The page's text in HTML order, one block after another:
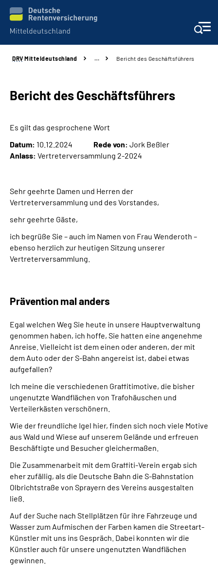
Aktuelles
Beratung und Kontakt
Karriere
Über uns
Online-Services
Inhalte in Gebärdensprache (DGS)
Suche
Mein Kundenportal
DRV Mitteldeutschland … Bericht des Geschäftsführers
Bericht des Geschäftsführers
Es gilt das gesprochene Wort
Datum: 10.12.2024 Rede von: Jork Beßler
Anlass: Vertreterversammlung 2-2024
Sehr geehrte Damen und Herren der
Vertreterversammlung und des Vorstandes,
sehr geehrte Gäste,
ich begrüße Sie – auch im Namen von Frau Wenderoth –
ebenso herzlich zur heutigen Sitzung unserer
Vertreterversammlung.
Prävention mal anders
Egal welchen Weg Sie heute in unsere Hauptverwaltung
genommen haben, ich hoffe, Sie hatten eine angenehme
Anreise. Vielleicht ist dem einen oder anderen, der mit
dem Auto oder der S-Bahn angereist ist, dabei etwas
aufgefallen?
Ich meine die verschiedenen Graffitimotive, die bisher
ungenutzte Wandflächen von Trafohäuschen und
Verteilerkästen verschönern.
Wie der freundliche Igel hier, finden sich noch viele Motive
aus Wald und Wiese auf unserem Gelände und erfreuen
Beschäftigte und Besucher gleichermaßen.
Die Zusammenarbeit mit dem Graffiti-Verein ergab sich
eher zufällig, als die Deutsche Bahn die S-Bahnstation
Olbrichtstraße von Sprayern des Vereins ausgestalten
ließ.
Auf der Suche nach Stellplätzen für ihre Fahrzeuge und
Wasser zum Aufmischen der Farben kamen die Streetart-
Künstler mit uns ins Gespräch. Dabei konnten wir die
Künstler auch für unsere ungenutzten Wandflächen
gewinnen.